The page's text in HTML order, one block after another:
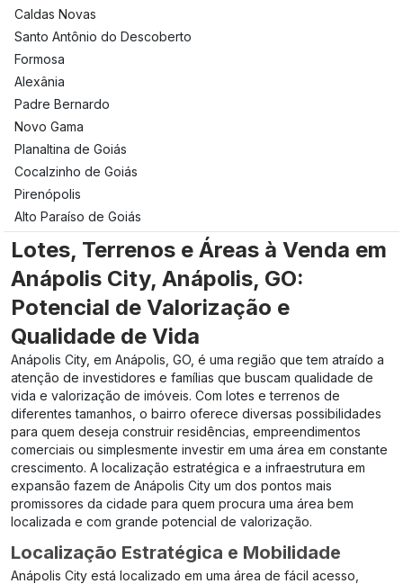
Caldas Novas
Santo Antônio do Descoberto
Formosa
Alexânia
Padre Bernardo
Novo Gama
Planaltina de Goiás
Cocalzinho de Goiás
Pirenópolis
Alto Paraíso de Goiás
Lotes, Terrenos e Áreas à Venda em
Anápolis City, Anápolis, GO:
Potencial de Valorização e
Qualidade de Vida
Anápolis City, em Anápolis, GO, é uma região que tem atraído a
atenção de investidores e famílias que buscam qualidade de
vida e valorização de imóveis. Com lotes e terrenos de
diferentes tamanhos, o bairro oferece diversas possibilidades
para quem deseja construir residências, empreendimentos
comerciais ou simplesmente investir em uma área em constante
crescimento. A localização estratégica e a infraestrutura em
expansão fazem de Anápolis City um dos pontos mais
promissores da cidade para quem procura uma área bem
localizada e com grande potencial de valorização.
Localização Estratégica e Mobilidade
Anápolis City está localizado em uma área de fácil acesso,